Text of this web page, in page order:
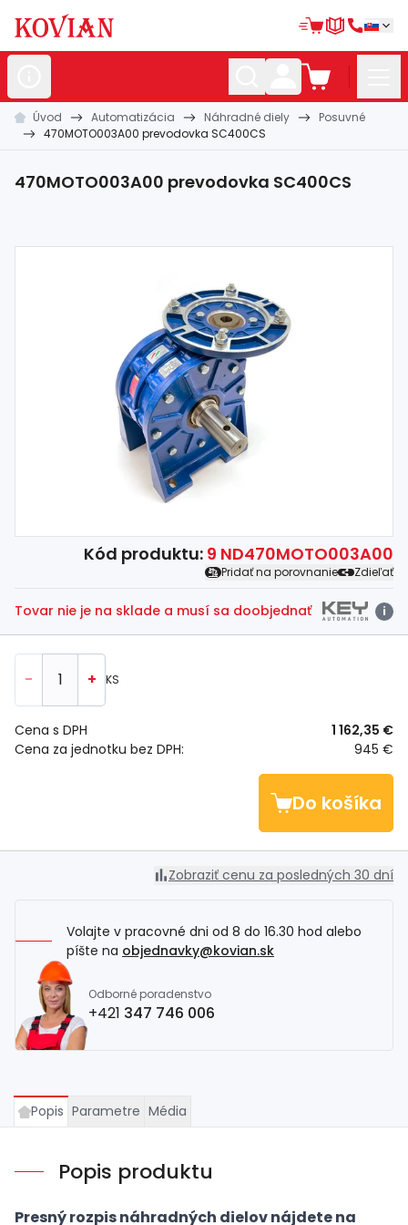
Nerezovépolotovary
záhrada
materiál
materiál
Úvod Automatizácia Náhradné diely
Posuvné
470MOTO003A00 prevodovka SC400CS
470MOTO003A00 prevodovka SC400CS
Kód produktu: 9 ND470MOTO003A00
Pridať na porovnanie Zdieľať
Tovar nie je na sklade a musí sa doobjednať i
- + KS
Cena za jednotku bez DPH: 945 €
Cena s DPH 1 162,35 €
Do košíka
Zobraziť cenu za posledných 30 dní
Volajte v pracovné dni od 8 do 16.30 hod alebo
píšte na objednavky@kovian.sk
Odborné poradenstvo
+421 347 746 006
Popis Parametre Média
Popis produktu
Presný rozpis náhradných dielov nájdete na